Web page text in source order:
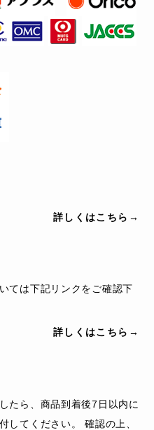
詳しくはこちら→
ては下記リンクをご確認下
詳しくはこちら→
たら、商品到着後7日以内に
してください。 確認の上、